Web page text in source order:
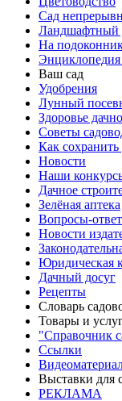
Сад
Ландшафтный
На
Ваш сад
Удобрения
Лунный
Здоровье
Советы
Как
Новости
Наши
Дачное
Зелёная аптека
Вопросы-
Новости
Юридическая
Дачный досуг
Рецепты
Словарь
Товары и
"Справочник
Ссылки
Выставки для
РЕКЛАМА